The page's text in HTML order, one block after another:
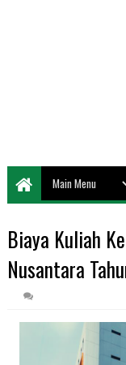
Biaya Kuliah
Nusantara